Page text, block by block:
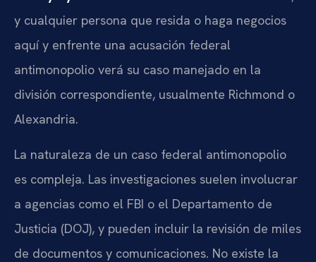
y cualquier persona que resida o haga negocios
aquí y enfrente una acusación federal
antimonopolio verá su caso manejado en la
división correspondiente, usualmente Richmond o
Alexandria.
La naturaleza de un caso federal antimonopolio
es compleja. Las investigaciones suelen involucrar
a agencias como el FBI o el Departamento de
Justicia (DOJ), y pueden incluir la revisión de miles
de documentos y comunicaciones. No existe la